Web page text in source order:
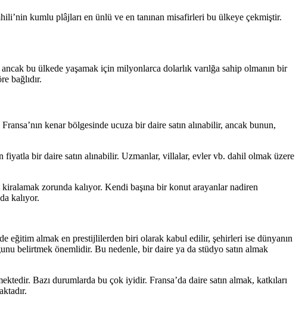
kumlu plâjları en ünlü ve en tanınan misafirleri bu ülkeye çekmiştir.
bu ülkede yaşamak için milyonlarca dolarlık varılğa sahip olmanın bir
bağlıdır.
kenar bölgesinde ucuza bir daire satın alınabilir, ancak bunun,
bir daire satın alınabilir. Uzmanlar, villalar, evler vb. dahil olmak üzere
zorunda kalıyor. Kendi başına bir konut arayanlar nadiren
kalıyor.
eğitim almak en prestijlilerden biri olarak kabul edilir, şehirleri ise dünyanın
belirtmek önemlidir. Bu nedenle, bir daire ya da stüdyo satın almak
Bazı durumlarda bu çok iyidir. Fransa’da daire satın almak, katkıları